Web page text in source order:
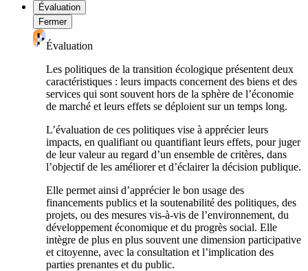
Évaluation
Fermer
Évaluation
Les politiques de la transition écologique présentent deux
caractéristiques : leurs impacts concernent des biens et des
services qui sont souvent hors de la sphère de l’économie
de marché et leurs effets se déploient sur un temps long.
L’évaluation de ces politiques vise à apprécier leurs
impacts, en qualifiant ou quantifiant leurs effets, pour juger
de leur valeur au regard d’un ensemble de critères, dans
l’objectif de les améliorer et d’éclairer la décision publique.
Elle permet ainsi d’apprécier le bon usage des
financements publics et la soutenabilité des politiques, des
projets, ou des mesures vis-à-vis de l’environnement, du
développement économique et du progrès social. Elle
intègre de plus en plus souvent une dimension participative
et citoyenne, avec la consultation et l’implication des
parties prenantes et du public.